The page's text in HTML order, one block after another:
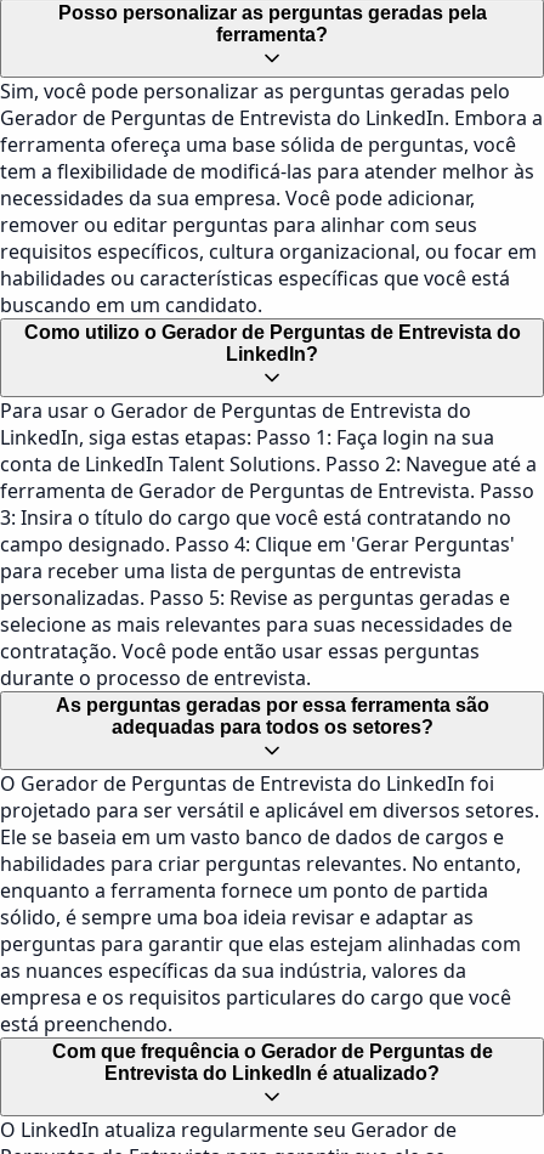
Posso personalizar as perguntas geradas pela
ferramenta?
Sim, você pode personalizar as perguntas geradas pelo
Gerador de Perguntas de Entrevista do LinkedIn. Embora a
ferramenta ofereça uma base sólida de perguntas, você
tem a flexibilidade de modificá-las para atender melhor às
necessidades da sua empresa. Você pode adicionar,
remover ou editar perguntas para alinhar com seus
requisitos específicos, cultura organizacional, ou focar em
habilidades ou características específicas que você está
buscando em um candidato.
Como utilizo o Gerador de Perguntas de Entrevista do
LinkedIn?
Para usar o Gerador de Perguntas de Entrevista do
LinkedIn, siga estas etapas: Passo 1: Faça login na sua
conta de LinkedIn Talent Solutions. Passo 2: Navegue até a
ferramenta de Gerador de Perguntas de Entrevista. Passo
3: Insira o título do cargo que você está contratando no
campo designado. Passo 4: Clique em 'Gerar Perguntas'
para receber uma lista de perguntas de entrevista
personalizadas. Passo 5: Revise as perguntas geradas e
selecione as mais relevantes para suas necessidades de
contratação. Você pode então usar essas perguntas
durante o processo de entrevista.
As perguntas geradas por essa ferramenta são
adequadas para todos os setores?
O Gerador de Perguntas de Entrevista do LinkedIn foi
projetado para ser versátil e aplicável em diversos setores.
Ele se baseia em um vasto banco de dados de cargos e
habilidades para criar perguntas relevantes. No entanto,
enquanto a ferramenta fornece um ponto de partida
sólido, é sempre uma boa ideia revisar e adaptar as
perguntas para garantir que elas estejam alinhadas com
as nuances específicas da sua indústria, valores da
empresa e os requisitos particulares do cargo que você
está preenchendo.
Com que frequência o Gerador de Perguntas de
Entrevista do LinkedIn é atualizado?
O LinkedIn atualiza regularmente seu Gerador de